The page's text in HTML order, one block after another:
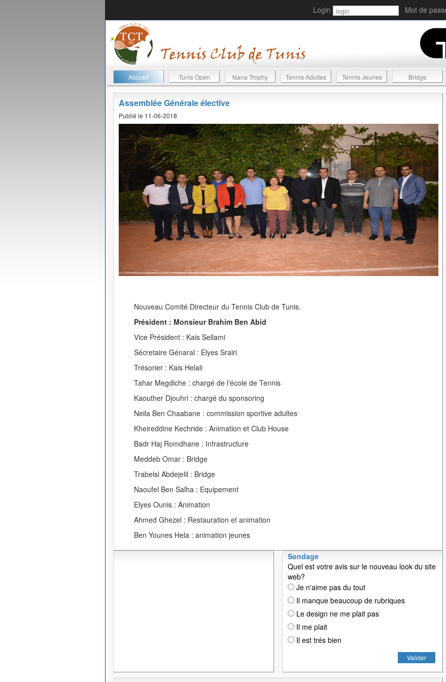
Login Mot de
Accueil Tunis Open Nana Trophy Tennis Adultes Tennis Jeunes Bridge
Assemblée Générale élective
Publié le 11-06-2018
Nouveau Comité Directeur du Tennis Club de Tunis.
Président : Monsieur Brahim Ben Abid
Vice Président : Kais Sellami
Sécretaire Génaral : Elyes Srairi
Trésorier : Kais Helali
Tahar Megdiche : chargé de l'école de Tennis
Kaouther Djouhri : chargé du sponsoring
Neila Ben Chaabane : commission sportive adultes
Kheireddine Kechride : Animation et Club House
Badr Haj Romdhane : Infrastructure
Meddeb Omar : Bridge
Trabelsi Abdejelil : Bridge
Naoufel Ben Salha : Equipement
Elyes Ounis : Animation
Ahmed Ghezel : Restauration et animation
Ben Younes Hela : animation jeunes
Sondage
Quel est votre avis sur le nouveau look du site
web?
Je n'aime pas du tout
Il manque beaucoup de rubriques
Le design ne me plait pas
Il me plait
Il est trés bien
Valider